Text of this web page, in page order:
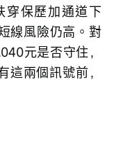
穿保歷加通道下
線風險仍高。對
元是否守住，
這兩個訊號前，